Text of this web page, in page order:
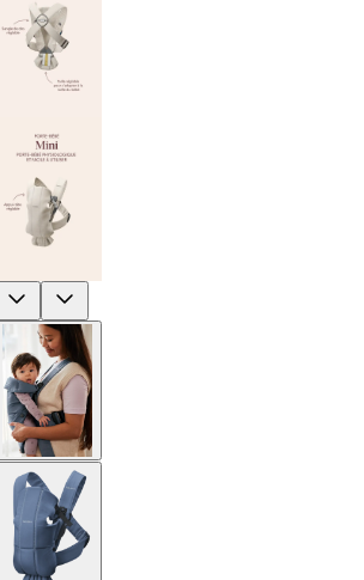
Previous